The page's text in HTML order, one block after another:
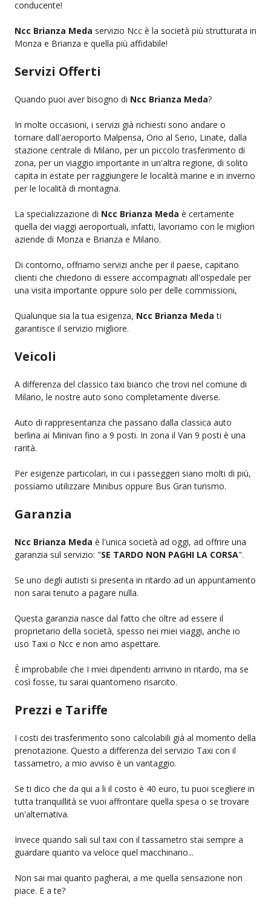
conducente!
Ncc Brianza Meda servizio Ncc è la società più strutturata in
Monza e Brianza e quella più affidabile!
Servizi Offerti
Quando puoi aver bisogno di Ncc Brianza Meda?
In molte occasioni, i servizi già richiesti sono andare o
tornare dall'aeroporto Malpensa, Orio al Serio, Linate, dalla
stazione centrale di Milano, per un piccolo trasferimento di
zona, per un viaggio importante in un'altra regione, di solito
capita in estate per raggiungere le località marine e in inverno
per le località di montagna.
La specializzazione di Ncc Brianza Meda è certamente
quella dei viaggi aeroportuali, infatti, lavoriamo con le migliori
aziende di Monza e Brianza e Milano.
Di contorno, offriamo servizi anche per il paese, capitano
clienti che chiedono di essere accompagnati all'ospedale per
una visita importante oppure solo per delle commissioni,
Qualunque sia la tua esigenza, Ncc Brianza Meda ti
garantisce il servizio migliore.
Veicoli
A differenza del classico taxi bianco che trovi nel comune di
Milano, le nostre auto sono completamente diverse.
Auto di rappresentanza che passano dalla classica auto
berlina ai Minivan fino a 9 posti. In zona il Van 9 posti è una
rarità.
Per esigenze particolari, in cui i passeggeri siano molti di più,
possiamo utilizzare Minibus oppure Bus Gran turismo.
Garanzia
Ncc Brianza Meda è l'unica società ad oggi, ad offrire una
garanzia sul servizio: "SE TARDO NON PAGHI LA CORSA".
Se uno degli autisti si presenta in ritardo ad un appuntamento
non sarai tenuto a pagare nulla.
Questa garanzia nasce dal fatto che oltre ad essere il
proprietario della società, spesso nei miei viaggi, anche io
uso Taxi o Ncc e non amo aspettare.
È improbabile che I miei dipendenti arrivino in ritardo, ma se
così fosse, tu sarai quantomeno risarcito.
Prezzi e Tariffe
I costi dei trasferimento sono calcolabili già al momento della
prenotazione. Questo a differenza del servizio Taxi con il
tassametro, a mio avviso è un vantaggio.
Se ti dico che da qui a li il costo è 40 euro, tu puoi scegliere in
tutta tranquillità se vuoi affrontare quella spesa o se trovare
un'alternativa.
Invece quando sali sul taxi con il tassametro stai sempre a
guardare quanto va veloce quel macchinario...
Non sai mai quanto pagherai, a me quella sensazione non
piace. E a te?